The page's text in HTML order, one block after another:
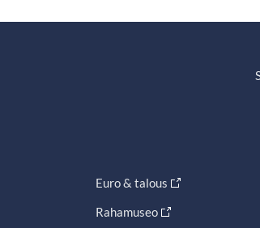
Euro & talous
Rahamuseo